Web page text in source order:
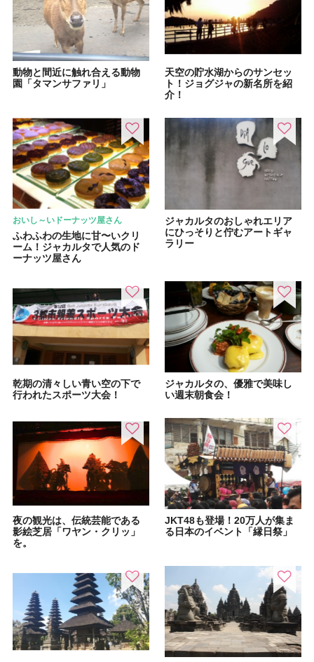
動物と間近に触れ合える動物
園「タマンサファリ」
天空の貯水湖からのサンセッ
ト！ジョグジャの新名所を紹
介！
おいし～いドーナッツ屋さん
ふわふわの生地に甘〜いクリ
ーム！ジャカルタで人気のド
ーナッツ屋さん
ジャカルタのおしゃれエリア
にひっそりと佇むアートギャ
ラリー
乾期の清々しい青い空の下で
行われたスポーツ大会！
ジャカルタの、優雅で美味し
い週末朝食会！
夜の観光は、伝統芸能である
影絵芝居「ワヤン・クリッ」
を。
JKT48も登場！20万人が集ま
る日本のイベント「縁日祭」